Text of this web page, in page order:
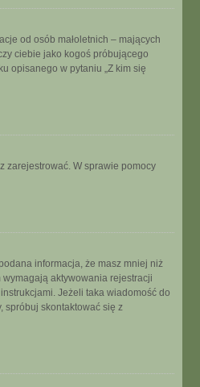
od osób małoletnich – mających
ciebie jako kogoś próbującego
opisanego w pytaniu „Z kim się
zarejestrować. W sprawie pomocy
informacja, że masz mniej niż
wymagają aktywowania rejestracji
Jeżeli taka wiadomość do
spróbuj skontaktować się z